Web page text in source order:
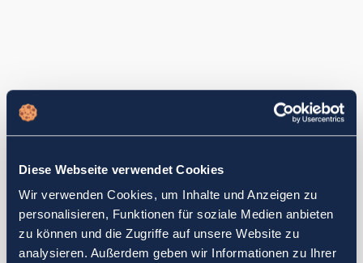
Diese Webseite verwendet Cookies
Wir verwenden Cookies, um Inhalte und Anzeigen zu
personalisieren, Funktionen für soziale Medien anbieten
zu können und die Zugriffe auf unsere Website zu
analysieren. Außerdem geben wir Informationen zu Ihrer